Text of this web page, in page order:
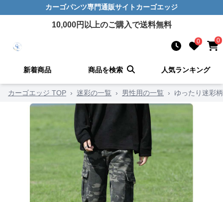
カーゴパンツ専門通販サイト カーゴエッジ
10,000円以上のご購入で送料無料
0 0
新着商品 商品を検索 人気ランキング
カーゴエッジ TOP › 迷彩の一覧 › 男性用の一覧 › ゆったり迷彩